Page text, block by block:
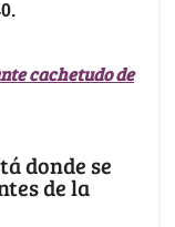
cachetudo de
donde se
de la